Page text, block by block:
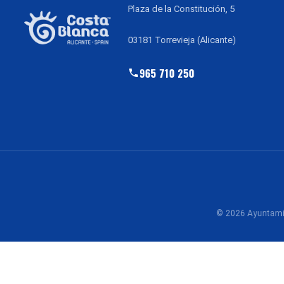
Plaza de la Constitución, 5
03181 Torrevieja (Alicante)
965 710 250
© 2026